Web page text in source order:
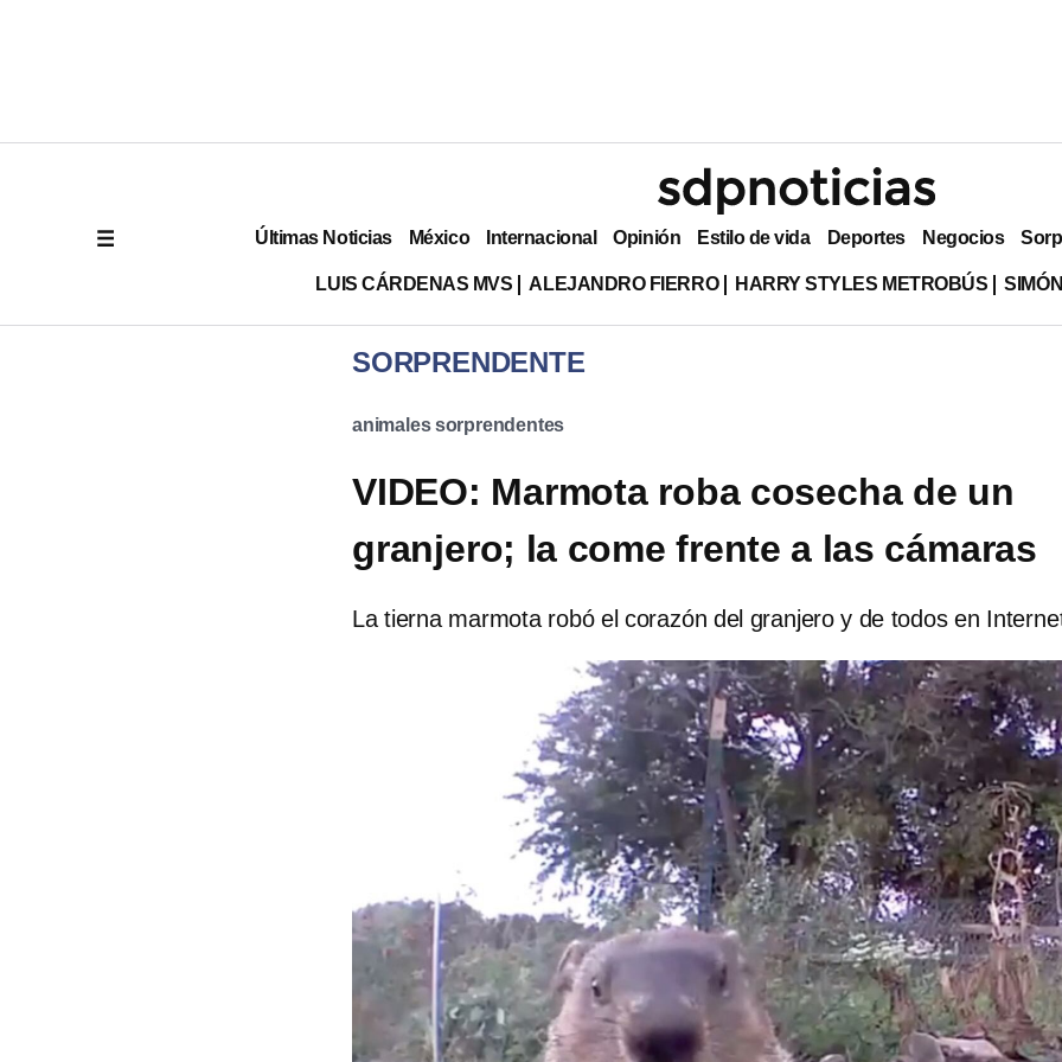
Últimas Noticias México Internacional Opinión Estilo de vida Deportes Negocios
LUIS CÁRDENAS MVS ALEJANDRO FIERRO HARRY STYLES METROBÚS
SORPRENDENTE
animales sorprendentes
VIDEO: Marmota roba cosecha de un
granjero; la come frente a las cámaras
La tierna marmota robó el corazón del granjero y de todos en